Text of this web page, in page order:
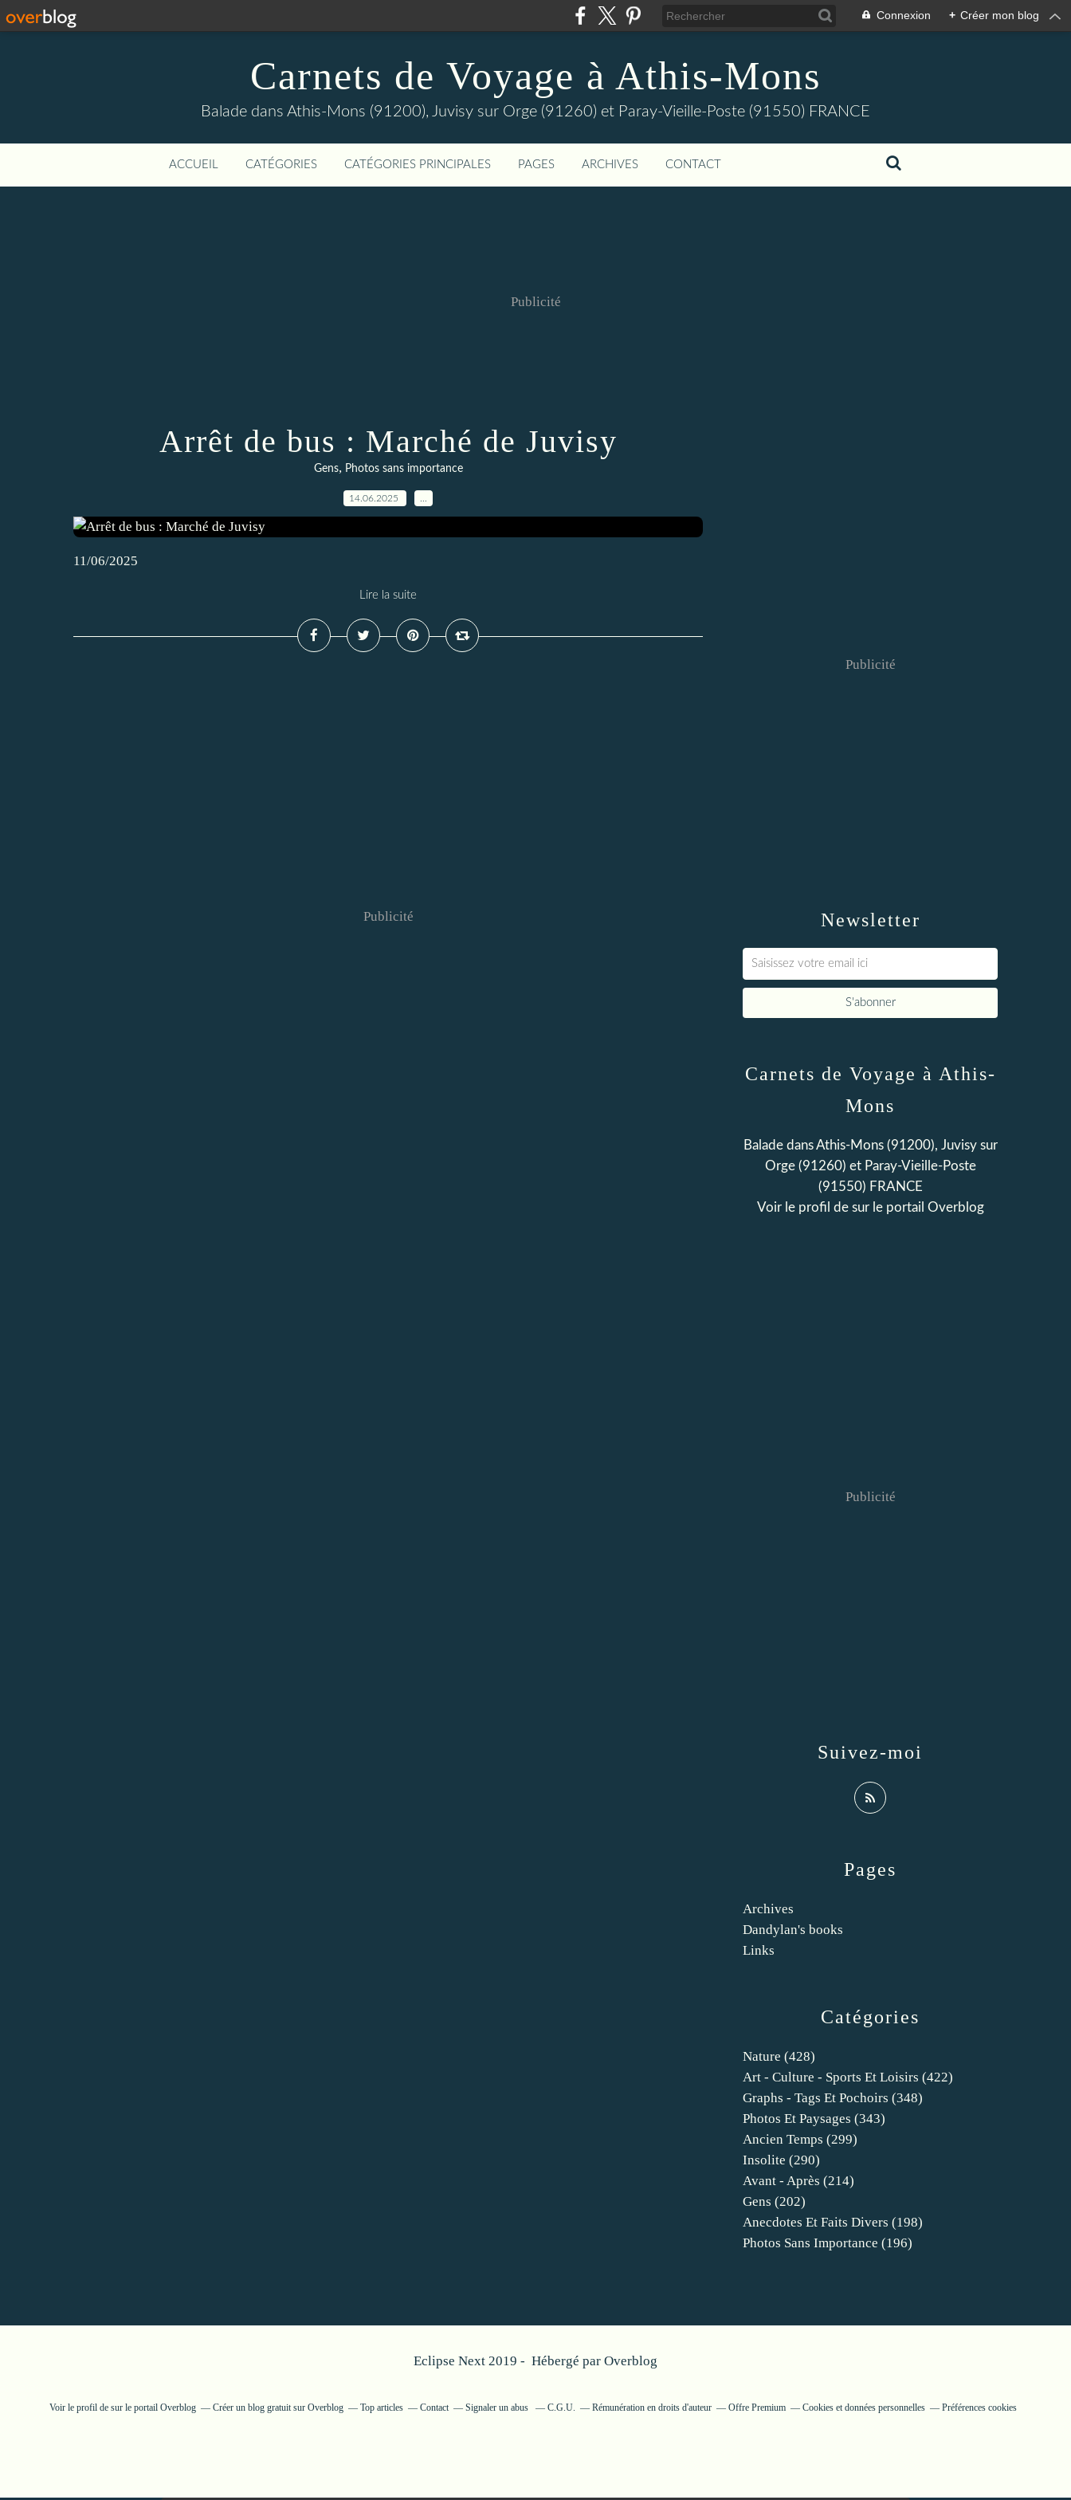
Connexion + Créer mon blog
Carnets de Voyage à Athis-Mons
Balade dans Athis-Mons (91200), Juvisy sur Orge (91260) et Paray-Vieille-Poste (91550) FRANCE
ACCUEIL CATÉGORIES CATÉGORIES PRINCIPALES PAGES ARCHIVES CONTACT
Publicité
Arrêt de bus : Marché de Juvisy
Gens, Photos sans importance
14.06.2025
11/06/2025
Lire la suite
Publicité Newsletter
Publicité
Catégories
Nature (428)
Art - Culture - Sports Et Loisirs (422)
Graphs - Tags Et Pochoirs (348)
Photos Et Paysages (343)
Ancien Temps (299)
Insolite (290)
Avant - Après (214)
Gens (202)
Anecdotes Et Faits Divers (198)
Photos Sans Importance (196)
Pages
Archives
Dandylan's books
Links
Carnets de Voyage à Athis-
Mons
Balade dans Athis-Mons (91200), Juvisy sur
Orge (91260) et Paray-Vieille-Poste
(91550) FRANCE
Voir le profil de sur le portail Overblog
Suivez-moi
Publicité
Eclipse Next 2019 - Hébergé par Overblog
Voir le profil de sur le portail Overblog Créer un blog gratuit sur Overblog Top articles Contact Signaler un abus C.G.U. Rémunération en droits d'auteur Offre Premium Cookies et données personnelles Préférences cookies